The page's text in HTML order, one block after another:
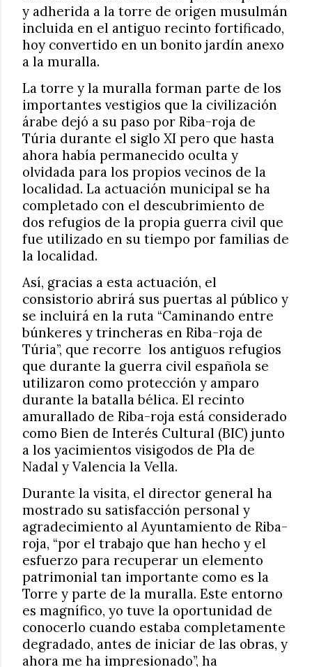
y adherida a la torre de origen musulmán
incluida en el antiguo recinto fortificado,
hoy convertido en un bonito jardín anexo
a la muralla.
La torre y la muralla forman parte de los
importantes vestigios que la civilización
árabe dejó a su paso por Riba-roja de
Túria durante el siglo XI pero que hasta
ahora había permanecido oculta y
olvidada para los propios vecinos de la
localidad. La actuación municipal se ha
completado con el descubrimiento de
dos refugios de la propia guerra civil que
fue utilizado en su tiempo por familias de
la localidad.
Así, gracias a esta actuación, el
consistorio abrirá sus puertas al público y
se incluirá en la ruta “Caminando entre
búnkeres y trincheras en Riba-roja de
Túria”, que recorre los antiguos refugios
que durante la guerra civil española se
utilizaron como protección y amparo
durante la batalla bélica. El recinto
amurallado de Riba-roja está considerado
como Bien de Interés Cultural (BIC) junto
a los yacimientos visigodos de Pla de
Nadal y Valencia la Vella.
Durante la visita, el director general ha
mostrado su satisfacción personal y
agradecimiento al Ayuntamiento de Riba-
roja, “por el trabajo que han hecho y el
esfuerzo para recuperar un elemento
patrimonial tan importante como es la
Torre y parte de la muralla. Este entorno
es magnífico, yo tuve la oportunidad de
conocerlo cuando estaba completamente
degradado, antes de iniciar de las obras, y
ahora me ha impresionado”, ha